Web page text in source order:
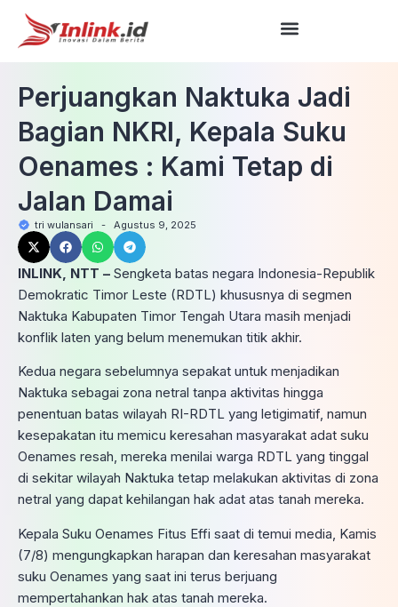
Perjuangkan Naktuka Jadi
Bagian NKRI, Kepala Suku
Oenames : Kami Tetap di
Jalan Damai
tri wulansari - Agustus 9, 2025
INLINK, NTT – Sengketa batas negara Indonesia-Republik
Demokratic Timor Leste (RDTL) khususnya di segmen
Naktuka Kabupaten Timor Tengah Utara masih menjadi
konflik laten yang belum menemukan titik akhir.
Kedua negara sebelumnya sepakat untuk menjadikan
Naktuka sebagai zona netral tanpa aktivitas hingga
penentuan batas wilayah RI-RDTL yang letigimatif, namun
kesepakatan itu memicu keresahan masyarakat adat suku
Oenames resah, mereka menilai warga RDTL yang tinggal
di sekitar wilayah Naktuka tetap melakukan aktivitas di zona
netral yang dapat kehilangan hak adat atas tanah mereka.
Kepala Suku Oenames Fitus Effi saat di temui media, Kamis
(7/8) mengungkapkan harapan dan keresahan masyarakat
suku Oenames yang saat ini terus berjuang
mempertahankan hak atas tanah mereka.